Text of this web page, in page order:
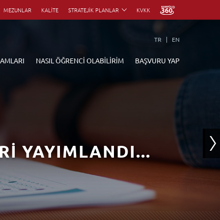
MEZUNLAR KALİTE STRATEJİK PLANLAR KVKK
TR EN
NASIL ÖĞRENCİ OLABİLİRİM BAŞVURU YAP
YAYIMLANDI...
OTOMASYONUNDA
için tıklayınız.
YAYINDA